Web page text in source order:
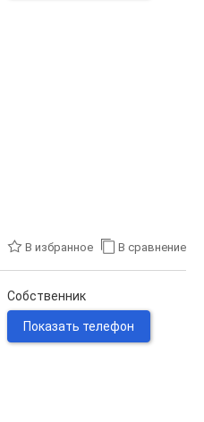
В избранное В сравнение
Собственник
Показать телефон